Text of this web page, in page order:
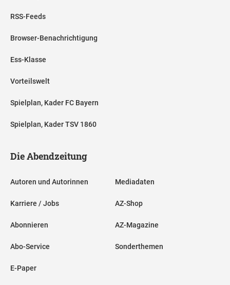
RSS-Feeds
Browser-Benachrichtigung
Ess-Klasse
Vorteilswelt
Spielplan, Kader FC Bayern
Spielplan, Kader TSV 1860
Die Abendzeitung
Autoren und Autorinnen
Karriere / Jobs
Abonnieren
Abo-Service
E-Paper
Mediadaten
AZ-Shop
AZ-Magazine
Sonderthemen